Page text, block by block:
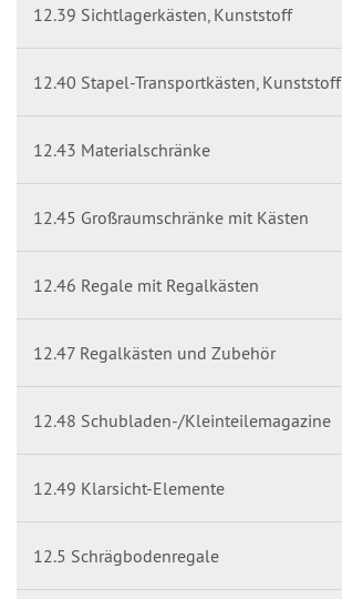
12.39 Sichtlagerkästen, Kunststoff
12.40 Stapel-Transportkästen, Kunststoff
12.43 Materialschränke
12.45 Großraumschränke mit Kästen
12.46 Regale mit Regalkästen
12.47 Regalkästen und Zubehör
12.48 Schubladen-/Kleinteilemagazine
12.49 Klarsicht-Elemente
12.5 Schrägbodenregale